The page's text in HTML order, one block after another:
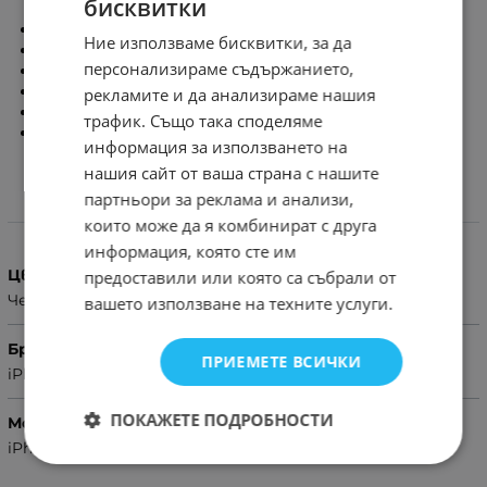
Лепи се по целия дисплей
Високозащитен
Покрива целия дисплей
Висока резолюция
Цветна рамка за оцветаната част на телефона
Характеристики
Цвят
Черен
Бранд
iPhone
Модел Телефон
iPhone 12 mini
бисквитки
Ние използваме бисквитки, за да
персонализираме съдържанието,
рекламите и да анализираме нашия
трафик. Също така споделяме
информация за използването на
нашия сайт от ваша страна с нашите
партньори за реклама и анализи,
които може да я комбинират с друга
информация, която сте им
предоставили или която са събрали от
вашето използване на техните услуги.
ПРИЕМЕТЕ ВСИЧКИ
ПОКАЖЕТЕ ПОДРОБНОСТИ